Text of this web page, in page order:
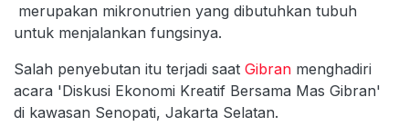
merupakan mikronutrien yang dibutuhkan tubuh
untuk menjalankan fungsinya.
Salah penyebutan itu terjadi saat Gibran menghadiri
acara 'Diskusi Ekonomi Kreatif Bersama Mas Gibran'
di kawasan Senopati, Jakarta Selatan.